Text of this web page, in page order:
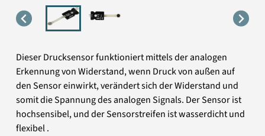
Dieser Drucksensor funktioniert mittels der analogen
Erkennung von Widerstand, wenn Druck von außen auf
den Sensor einwirkt, verändert sich der Widerstand und
somit die Spannung des analogen Signals. Der Sensor ist
hochsensibel, und der Sensorstreifen ist wasserdicht und
flexibel .